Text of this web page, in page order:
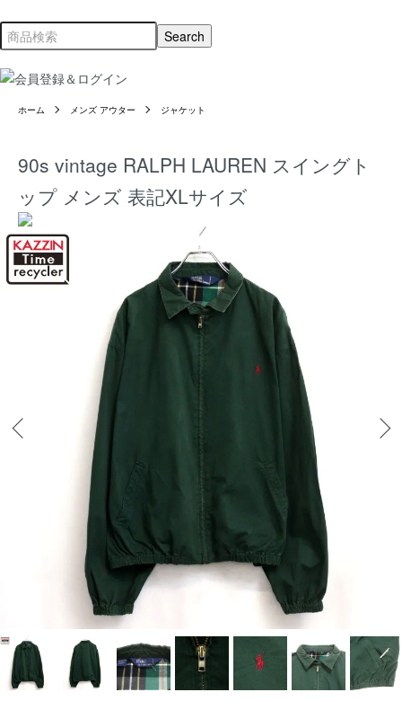
ホーム メンズ アウター ジャケット
90s vintage RALPH LAUREN スイングト
ップ メンズ 表記XLサイズ